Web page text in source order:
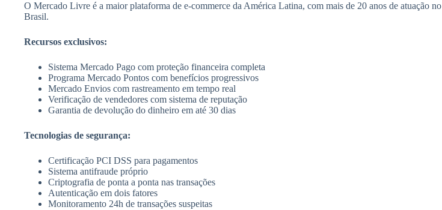
O Mercado Livre é a maior plataforma de e-commerce da América Latina, com mais de 20 anos de atuação no
Brasil.
Recursos exclusivos:
Sistema Mercado Pago com proteção financeira completa
Programa Mercado Pontos com benefícios progressivos
Mercado Envios com rastreamento em tempo real
Verificação de vendedores com sistema de reputação
Garantia de devolução do dinheiro em até 30 dias
Tecnologias de segurança:
Certificação PCI DSS para pagamentos
Sistema antifraude próprio
Criptografia de ponta a ponta nas transações
Autenticação em dois fatores
Monitoramento 24h de transações suspeitas